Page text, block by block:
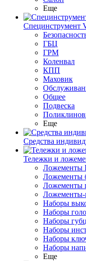
Еще
Специнструмент
ГБЦ
ГРМ
Коленвал
КПП
Маховик
Общее
Подвеска
Еще
Средства
Тележки и
Ложементы
Ложементы
Ложементы
Ложементы-
Наборы
Наборы
Наборы
Наборы
Наборы
Наборы
Еще